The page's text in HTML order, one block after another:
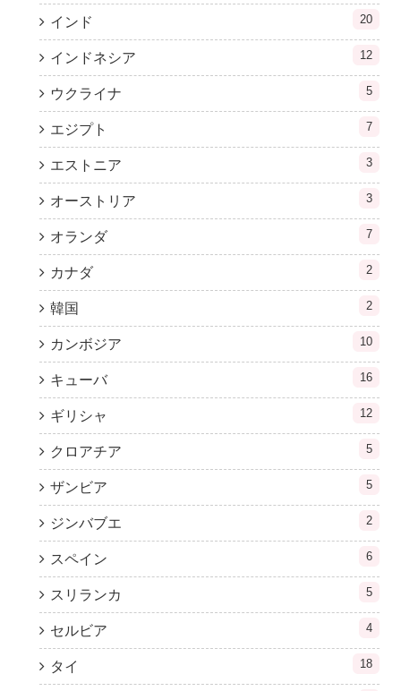
インド 20
インドネシア 12
ウクライナ 5
エジプト 7
エストニア 3
オーストリア 3
オランダ 7
カナダ 2
韓国 2
カンボジア 10
キューバ 16
ギリシャ 12
クロアチア 5
ザンビア 5
ジンバブエ 2
スペイン 6
スリランカ 5
セルビア 4
タイ 18